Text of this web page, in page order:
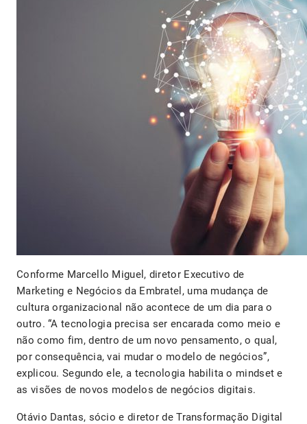
Conforme Marcello Miguel, diretor Executivo de
Marketing e Negócios da Embratel, uma mudança de
cultura organizacional não acontece de um dia para o
outro. “A tecnologia precisa ser encarada como meio e
não como fim, dentro de um novo pensamento, o qual,
por consequência, vai mudar o modelo de negócios”,
explicou. Segundo ele, a tecnologia habilita o mindset e
as visões de novos modelos de negócios digitais.
Otávio Dantas, sócio e diretor de Transformação Digital